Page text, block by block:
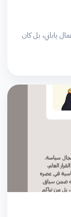
ياباني، بل كان